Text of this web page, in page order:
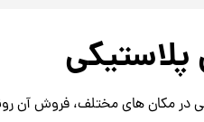
در مکان های مختلف، فروش آن